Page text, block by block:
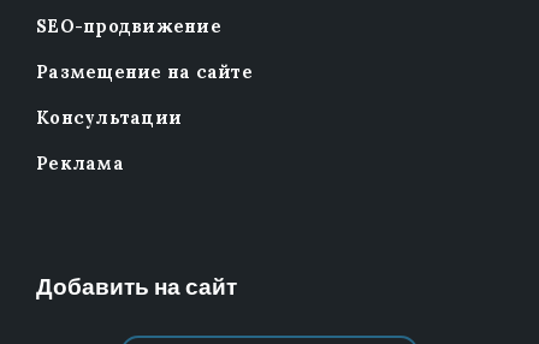
SEO-продвижение
Размещение на сайте
Консультации
Реклама
Добавить на сайт